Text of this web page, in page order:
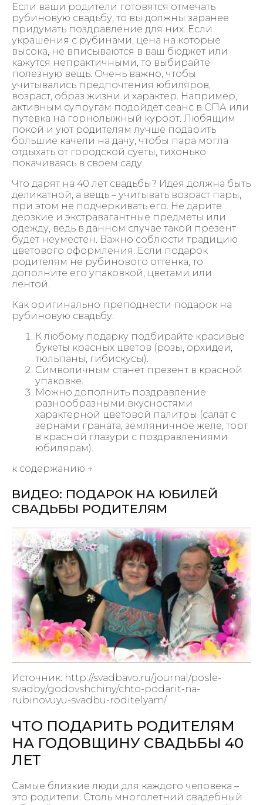
Если ваши родители готовятся отмечать
рубиновую свадьбу, то вы должны заранее
придумать поздравление для них. Если
украшения с рубинами, цена на которые
высока, не вписываются в ваш бюджет или
кажутся непрактичными, то выбирайте
полезную вещь. Очень важно, чтобы
учитывались предпочтения юбиляров,
возраст, образ жизни и характер. Например,
активным супругам подойдет сеанс в СПА или
путевка на горнолыжный курорт. Любящим
покой и уют родителям лучше подарить
большие качели на дачу, чтобы пара могла
отдыхать от городской суеты, тихонько
покачиваясь в своем саду.
Что дарят на 40 лет свадьбы? Идея должна быть
деликатной, а вещь – учитывать возраст пары,
при этом не подчеркивать его. Не дарите
дерзкие и экстравагантные предметы или
одежду, ведь в данном случае такой презент
будет неуместен. Важно соблюсти традицию
цветового оформления. Если подарок
родителям не рубинового оттенка, то
дополните его упаковкой, цветами или
лентой.
Как оригинально преподнести подарок на
рубиновую свадьбу:
К любому подарку подбирайте красивые
букеты красных цветов (розы, орхидеи,
тюльпаны, гибискусы).
Символичным станет презент в красной
упаковке.
Можно дополнить поздравление
разнообразными вкусностями
характерной цветовой палитры (салат с
зернами граната, земляничное желе, торт
в красной глазури с поздравлениями
юбилярам).
к содержанию ↑
ВИДЕО: ПОДАРОК НА ЮБИЛЕЙ
СВАДЬБЫ РОДИТЕЛЯМ
Источник: http://svadbavo.ru/journal/posle-
svadby/godovshchiny/chto-podarit-na-
rubinovuyu-svadbu-roditelyam/
ЧТО ПОДАРИТЬ РОДИТЕЛЯМ
НА ГОДОВЩИНУ СВАДЬБЫ 40
ЛЕТ
Самые близкие люди для каждого человека –
это родители. Столь многолетний свадебный